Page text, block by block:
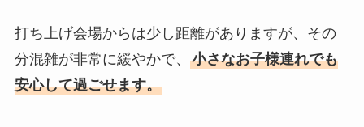
打ち上げ会場からは少し距離がありますが、その
分混雑が非常に緩やかで、 小さなお子様連れでも
安心して過ごせます。